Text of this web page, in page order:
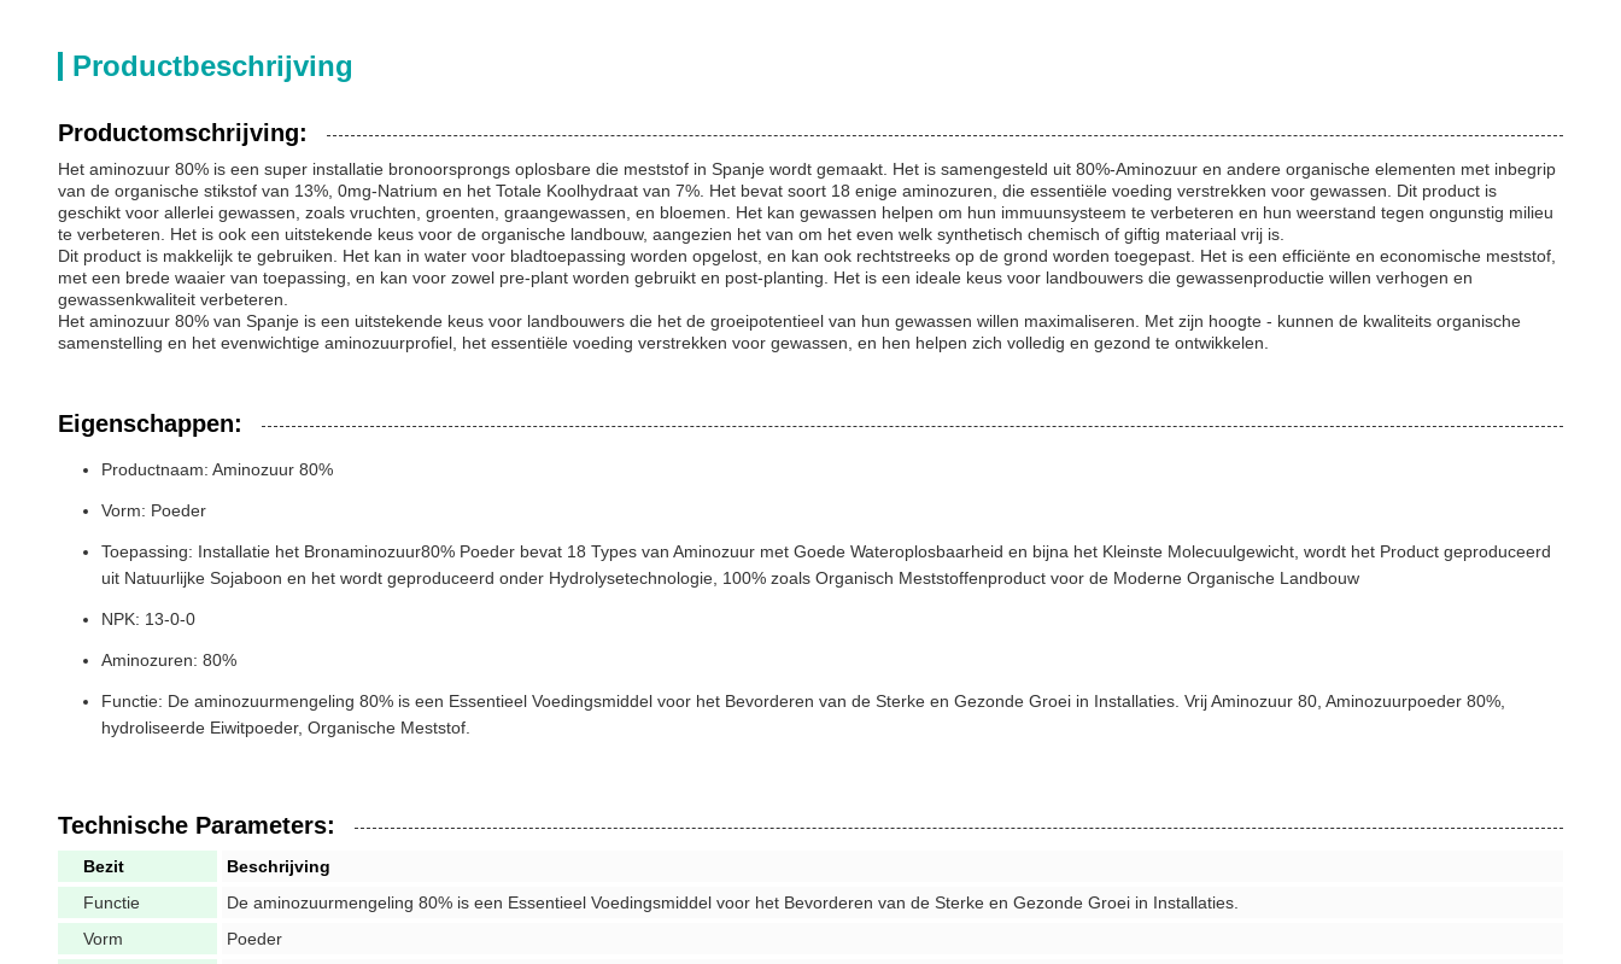
Productbeschrijving
Productomschrijving:
Het aminozuur 80% is een super installatie bronoorsprongs oplosbare die meststof in Spanje wordt gemaakt. Het is samengesteld uit 80%-Aminozuur en andere organische elementen met inbegrip
van de organische stikstof van 13%, 0mg-Natrium en het Totale Koolhydraat van 7%. Het bevat soort 18 enige aminozuren, die essentiële voeding verstrekken voor gewassen. Dit product is
geschikt voor allerlei gewassen, zoals vruchten, groenten, graangewassen, en bloemen. Het kan gewassen helpen om hun immuunsysteem te verbeteren en hun weerstand tegen ongunstig milieu
te verbeteren. Het is ook een uitstekende keus voor de organische landbouw, aangezien het van om het even welk synthetisch chemisch of giftig materiaal vrij is.
Dit product is makkelijk te gebruiken. Het kan in water voor bladtoepassing worden opgelost, en kan ook rechtstreeks op de grond worden toegepast. Het is een efficiënte en economische meststof,
met een brede waaier van toepassing, en kan voor zowel pre-plant worden gebruikt en post-planting. Het is een ideale keus voor landbouwers die gewassenproductie willen verhogen en
gewassenkwaliteit verbeteren.
Het aminozuur 80% van Spanje is een uitstekende keus voor landbouwers die het de groeipotentieel van hun gewassen willen maximaliseren. Met zijn hoogte - kunnen de kwaliteits organische
samenstelling en het evenwichtige aminozuurprofiel, het essentiële voeding verstrekken voor gewassen, en hen helpen zich volledig en gezond te ontwikkelen.
Eigenschappen:
Productnaam: Aminozuur 80%
Vorm: Poeder
Toepassing: Installatie het Bronaminozuur80% Poeder bevat 18 Types van Aminozuur met Goede Wateroplosbaarheid en bijna het Kleinste Molecuulgewicht, wordt het Product geproduceerd
uit Natuurlijke Sojaboon en het wordt geproduceerd onder Hydrolysetechnologie, 100% zoals Organisch Meststoffenproduct voor de Moderne Organische Landbouw
NPK: 13-0-0
Aminozuren: 80%
Functie: De aminozuurmengeling 80% is een Essentieel Voedingsmiddel voor het Bevorderen van de Sterke en Gezonde Groei in Installaties. Vrij Aminozuur 80, Aminozuurpoeder 80%,
hydroliseerde Eiwitpoeder, Organische Meststof.
Technische Parameters:
Bezit
Beschrijving
Functie
De aminozuurmengeling 80% is een Essentieel Voedingsmiddel voor het Bevorderen van de Sterke en Gezonde Groei in Installaties.
Vorm
Poeder